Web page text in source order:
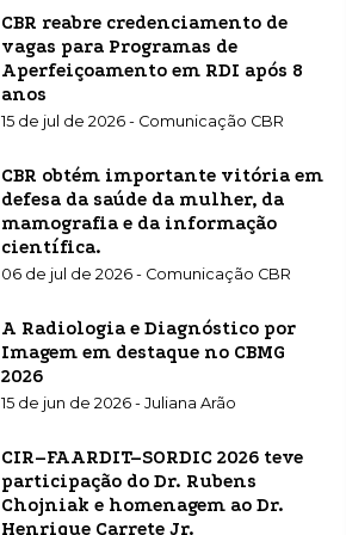
CBR reabre credenciamento de
vagas para Programas de
Aperfeiçoamento em RDI após 8
anos
15 de jul de 2026 - Comunicação CBR
CBR obtém importante vitória em
defesa da saúde da mulher, da
mamografia e da informação
científica.
06 de jul de 2026 - Comunicação CBR
A Radiologia e Diagnóstico por
Imagem em destaque no CBMG
2026
15 de jun de 2026 - Juliana Arão
CIR–FAARDIT–SORDIC 2026 teve
participação do Dr. Rubens
Chojniak e homenagem ao Dr.
Henrique Carrete Jr.